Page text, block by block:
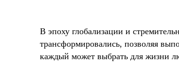
В эпоху глобализации и
трансформировались, позволяя
каждый может выбрать для жизни